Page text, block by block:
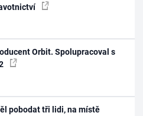
Orbit. Spolupracoval s
pobodat tři lidi, na místě